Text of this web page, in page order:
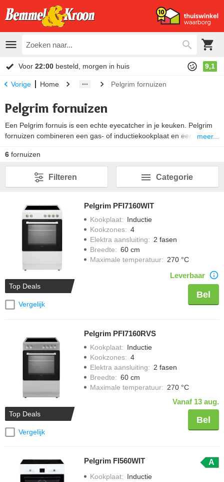
Voor 22:00 besteld, morgen in huis 9,1
Vorige Home Pelgrim fornuizen
Pelgrim fornuizen
Een Pelgrim fornuis is een echte eyecatcher in je keuken. Pelgrim
fornuizen combineren een gas- of inductiekookplaat en een oven
zowel vrijstaand als tussen de keukenkastjes worden geplaatst.
Pelgrim heeft fornuizen van 60 cm maar ook van 90 cm breed.
Heerlijke gerechten bereiden voor de hele familie is met een breder
fornuis een fluitje van een cent. Bovendien geeft deze je keuken
meer...
6 fornuizen
Categorie
Filteren
Top Deals
Vergelijk
Pelgrim PFI7160WIT
Kookplaat: Inductie
Kookzones: 4
Elektra aansluiting: 2 fasen
Breedte: 60 cm
Maximale temperatuur: 270 °C
Leverbaar
Bel
Top Deals
Vergelijk
Pelgrim PFI7160RVS
Kookplaat: Inductie
Kookzones: 4
Elektra aansluiting: 2 fasen
Breedte: 60 cm
Maximale temperatuur: 270 °C
Vanaf 13 aug.
Bel
Pelgrim FI560WIT A
Kookplaat: Inductie